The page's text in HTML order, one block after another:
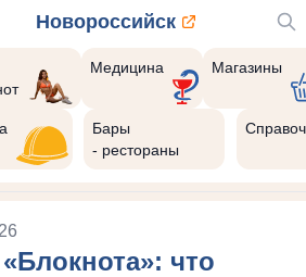
Новороссийск
Медицина Магазины
Бары
- рестораны
что